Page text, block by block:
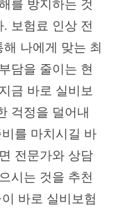
를 방지하는 것
보험료 인상 전
나에게 맞는 최
담을 줄이는 현
금 바로 실비보
걱정을 덜어내
를 마치시길 바
전문가와 상담
시는 것을 추천
바로 실비보험